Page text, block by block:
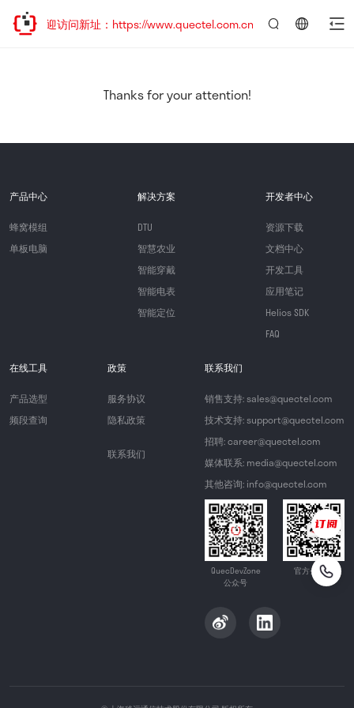
移，欢迎访问新址：https://www.quectel.com.cn
Thanks for your attention!
产品中心
蜂窝模组
单板电脑
解决方案
DTU
智慧农业
智能穿戴
智能电表
智能定位
开发者中心
资源下载
文档中心
开发工具
应用笔记
Helios SDK
FAQ
在线工具
产品选型
频段查询
政策
服务协议
隐私政策
联系我们
联系我们
销售支持: sales@quectel.com
技术支持: support@quectel.com
招聘: career@quectel.com
媒体联系: media@quectel.com
其他咨询: info@quectel.com
QuecDevZone
公众号
官方公众号